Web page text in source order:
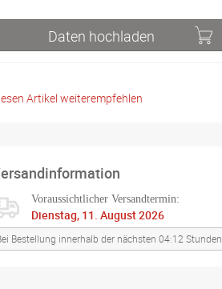
Daten hochladen
Artikel weiterempfehlen
Voraussichtlicher Versandtermin:
Dienstag, 11. August 2026
Bestellung innerhalb der nächsten 04:12 Stunden.